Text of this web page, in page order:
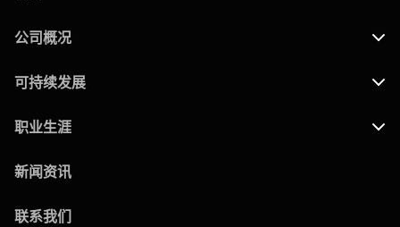
公司概况
可持续发展
职业生涯
新闻资讯
联系我们